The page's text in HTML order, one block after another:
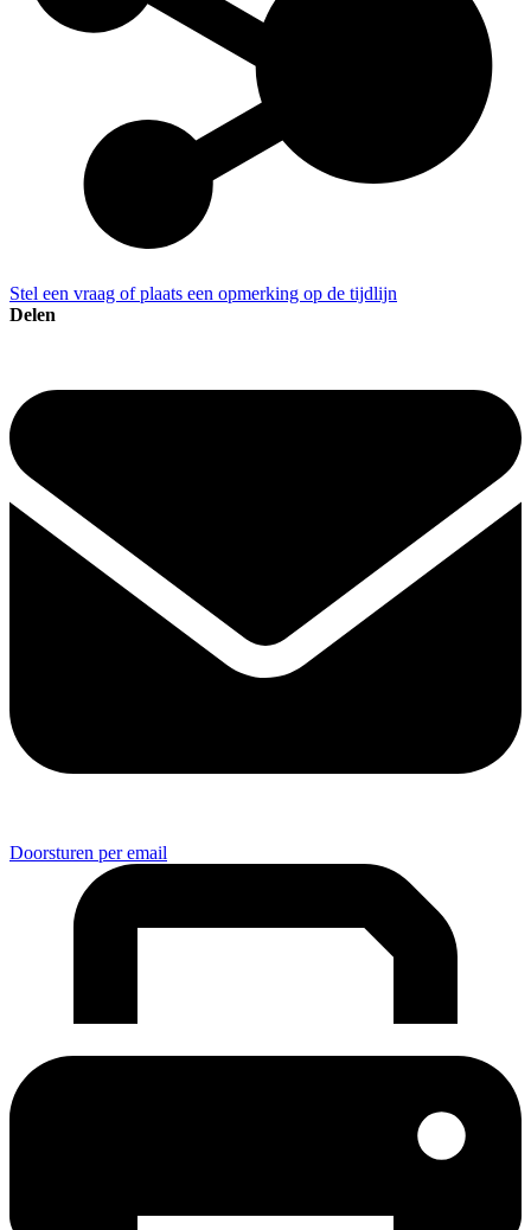
Stel een vraag of plaats een opmerking op de tijdlijn
Delen
Doorsturen per email